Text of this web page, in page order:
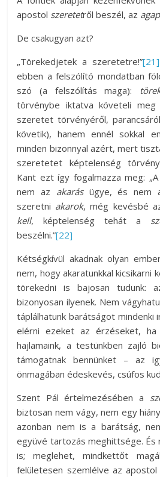
apostol szeretetről beszél, az
De csakugyan azt?
„Törekedjetek a szeretetre!”[21]
ebben a felszólító mondatban
szó (a felszólítás maga):
törvénybe iktatva követeli
szeretet törvényéről,
követik), hanem ennél sokkal
minden bizonnyal azért, mert
szeretetet képtelenség
Kant ezt így fogalmazza meg:
nem az akarásügye, és nem
szeretni akarok, még kevésbé
kell, képtelenség tehát a
beszélni.”[22]
Kétségkívül akadnak olyan
nem, hogy akaratunkkal kicsikarni
törekedni is bajosan tudunk:
bizonyosan ilyenek. Nem
táplálhatunk barátságot mindenki
elérni ezeket az érzéseket, ha
hajlamaink, a testünkben zajló
támogatnak bennünket – az
önmagában édeskevés, csúfos
Szent Pál értelmezésében a
biztosan nem vágy, nem egy
azonban nem is a barátság,
együvé tartozás meghittsége. És
is; meglehet, mindkettőt
felületesen szemlélve az apostol